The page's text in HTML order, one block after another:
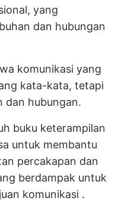
yang
dan hubungan
komunikasi yang
kata-kata, tetapi
dan hubungan.
buku keterampilan
untuk membantu
percakapan dan
berdampak untuk
komunikasi .